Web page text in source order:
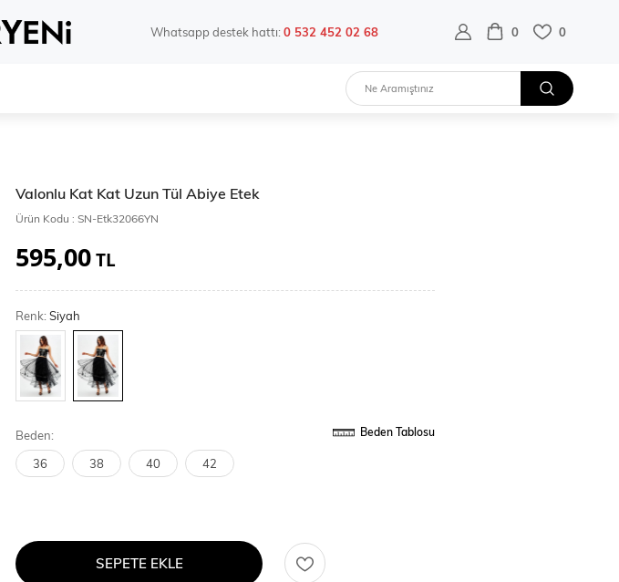
Whatsapp destek hattı:0 532 452 02 68 0 0
Valonlu Kat Kat Uzun Tül Abiye Etek
Ürün Kodu : SN-Etk32066YN
595,00TL
Renk:Siyah
Beden: Beden Tablosu
36 38 40 42
SEPETE EKLE